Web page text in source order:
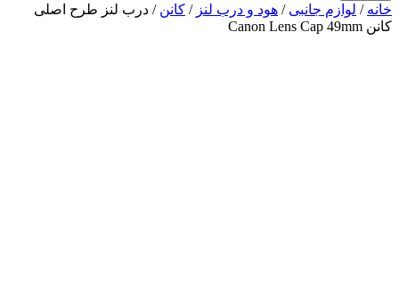
خانه / لوازم جانبی / هود و درب لنز / کانن / درب لنز طرح اصلی
کانن Canon Lens Cap 49mm